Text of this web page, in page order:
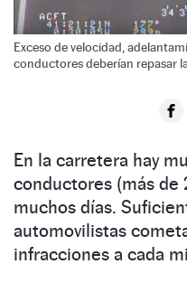
Exceso de velocidad,
conductores deberían repasar
En la carretera hay
conductores (más de
muchos días.
automovilistas
infracciones a cada